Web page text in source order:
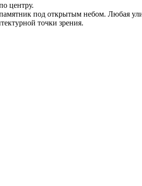
центру.
под открытым небом. Любая
точки зрения.